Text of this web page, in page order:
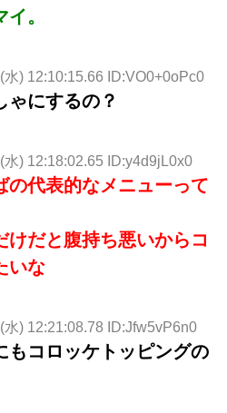
。
水) 12:10:15.66 ID:VO0+0oPc0
ゃにするの？
水) 12:18:02.65 ID:y4d9jL0x0
の代表的なメニューって
けだと腹持ち悪いからコ
いな
水) 12:21:08.78 ID:Jfw5vP6n0
もコロッケトッピングの